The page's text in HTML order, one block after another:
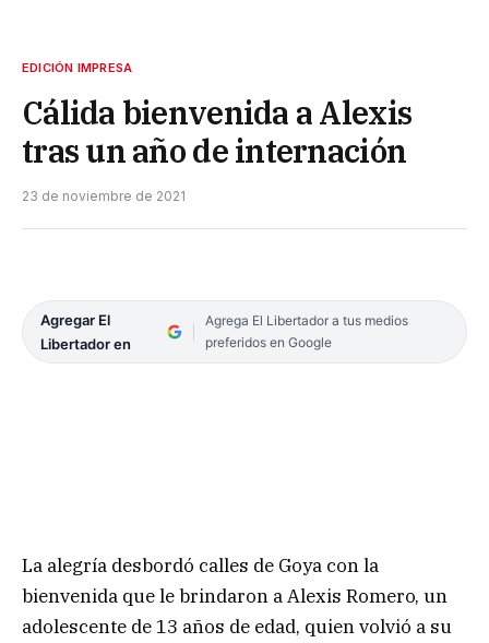
EDICIÓN IMPRESA
Cálida bienvenida a Alexis
tras un año de internación
23 de noviembre de 2021
Agregar El
Libertador en
Agrega El Libertador a tus medios
preferidos en Google
La alegría desbordó calles de Goya con la
bienvenida que le brindaron a Alexis Romero, un
adolescente de 13 años de edad, quien volvió a su